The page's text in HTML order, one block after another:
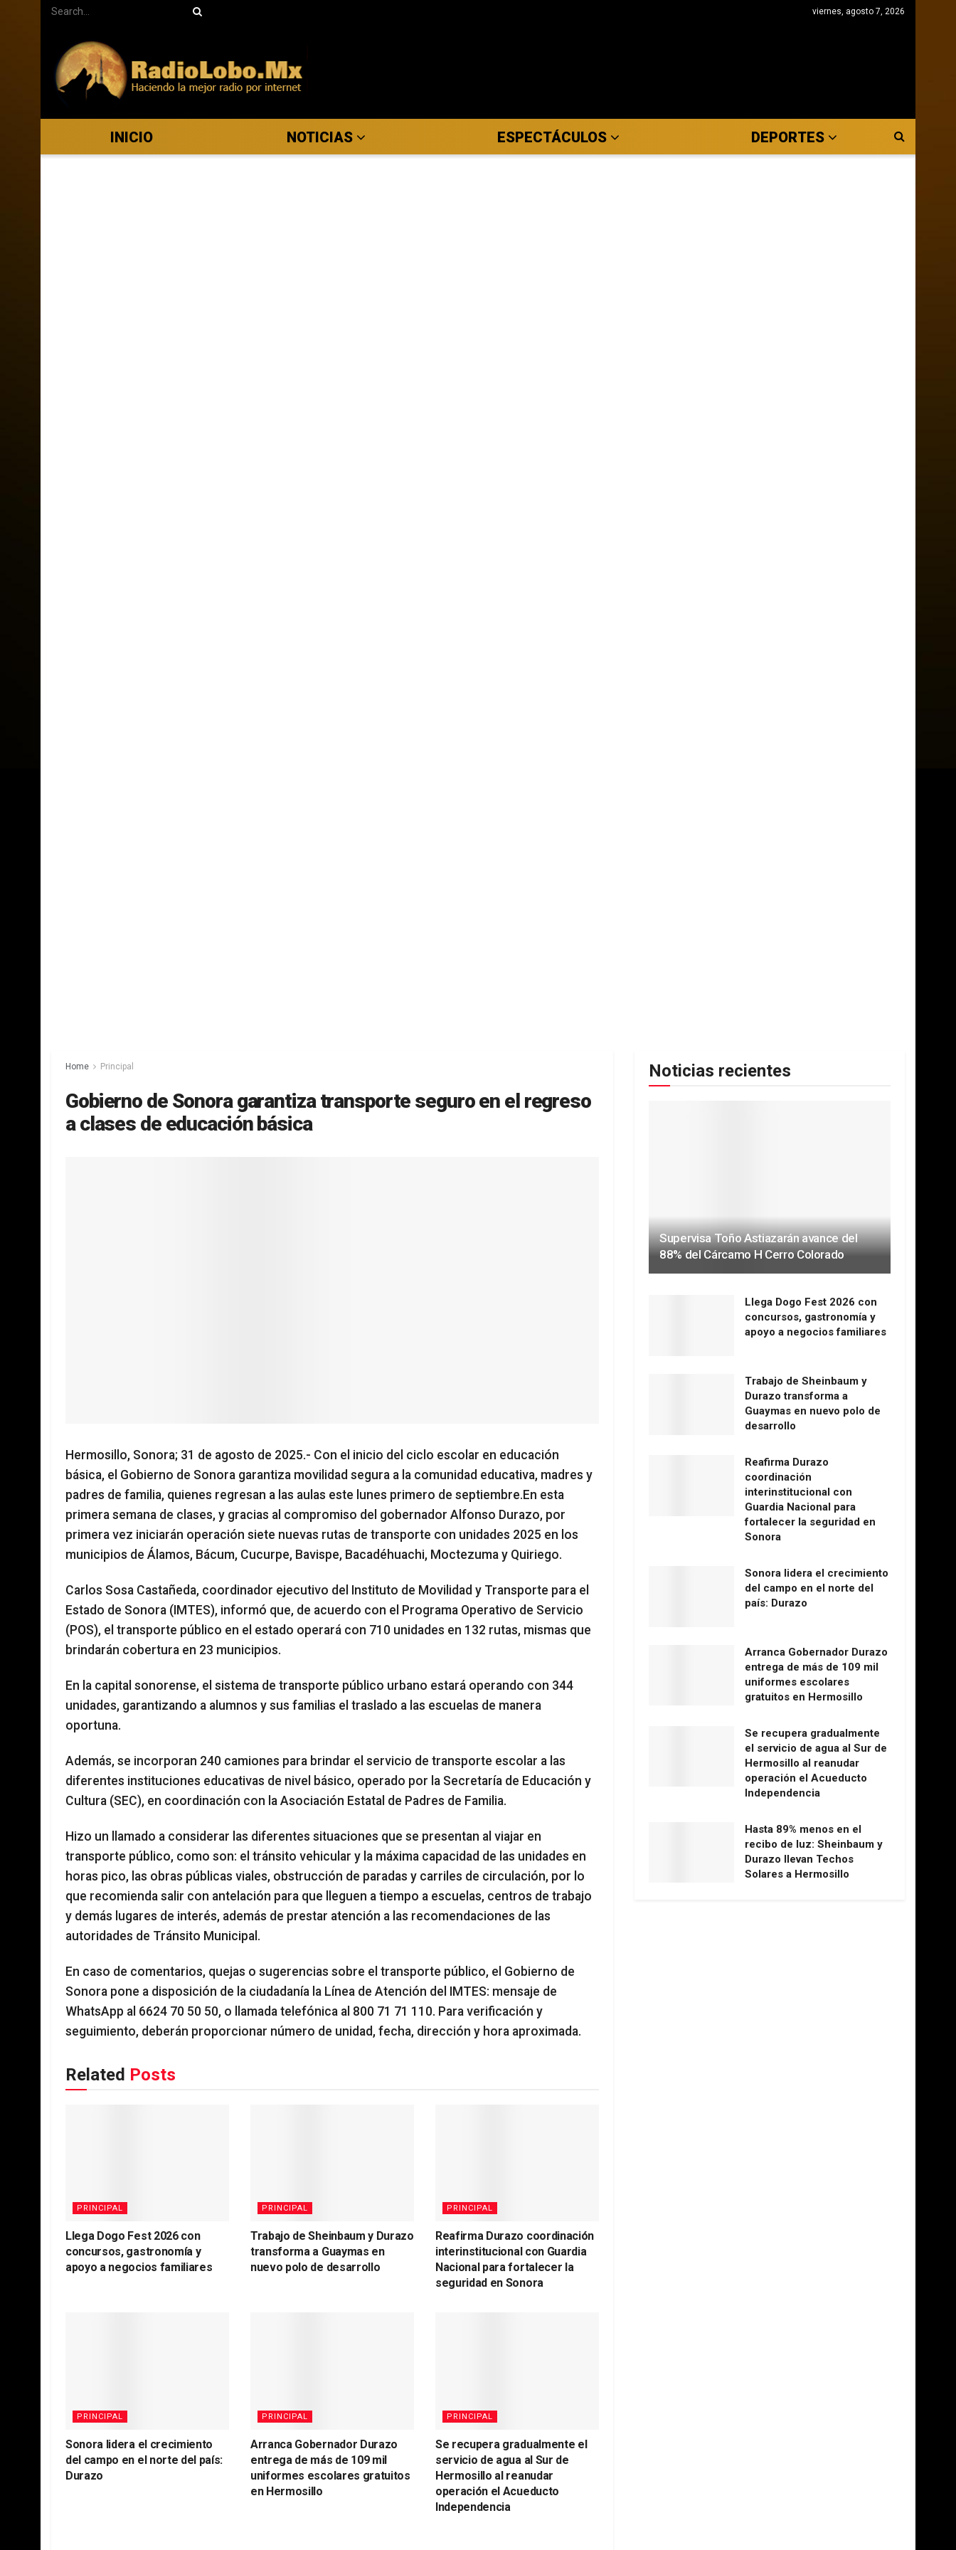
viernes, agosto 7, 2026
INICIO NOTICIAS ESPECTÁCULOS DEPORTES
Home Principal
Gobierno de Sonora garantiza transporte seguro en el regreso
a clases de educación básica
Hermosillo, Sonora; 31 de agosto de 2025.- Con el inicio del ciclo escolar en educación
básica, el Gobierno de Sonora garantiza movilidad segura a la comunidad educativa, madres y
padres de familia, quienes regresan a las aulas este lunes primero de septiembre. En esta
primera semana de clases, y gracias al compromiso del gobernador Alfonso Durazo, por
primera vez iniciarán operación siete nuevas rutas de transporte con unidades 2025 en los
municipios de Álamos, Bácum, Cucurpe, Bavispe, Bacadéhuachi, Moctezuma y Quiriego.
Carlos Sosa Castañeda, coordinador ejecutivo del Instituto de Movilidad y Transporte para el
Estado de Sonora (IMTES), informó que, de acuerdo con el Programa Operativo de Servicio
(POS), el transporte público en el estado operará con 710 unidades en 132 rutas, mismas que
brindarán cobertura en 23 municipios.
En la capital sonorense, el sistema de transporte público urbano estará operando con 344
unidades, garantizando a alumnos y sus familias el traslado a las escuelas de manera
oportuna.
Además, se incorporan 240 camiones para brindar el servicio de transporte escolar a las
diferentes instituciones educativas de nivel básico, operado por la Secretaría de Educación y
Cultura (SEC), en coordinación con la Asociación Estatal de Padres de Familia.
Hizo un llamado a considerar las diferentes situaciones que se presentan al viajar en
transporte público, como son: el tránsito vehicular y la máxima capacidad de las unidades en
horas pico, las obras públicas viales, obstrucción de paradas y carriles de circulación, por lo
que recomienda salir con antelación para que lleguen a tiempo a escuelas, centros de trabajo
y demás lugares de interés, además de prestar atención a las recomendaciones de las
autoridades de Tránsito Municipal.
En caso de comentarios, quejas o sugerencias sobre el transporte público, el Gobierno de
Sonora pone a disposición de la ciudadanía la Línea de Atención del IMTES: mensaje de
WhatsApp al 6624 70 50 50, o llamada telefónica al 800 71 71 110. Para verificación y
seguimiento, deberán proporcionar número de unidad, fecha, dirección y hora aproximada.
Related Posts
PRINCIPAL
Llega Dogo Fest 2026 con
concursos, gastronomía y
apoyo a negocios familiares
PRINCIPAL
Trabajo de Sheinbaum y Durazo
transforma a Guaymas en
nuevo polo de desarrollo
PRINCIPAL
Reafirma Durazo coordinación
interinstitucional con Guardia
Nacional para fortalecer la
seguridad en Sonora
PRINCIPAL
Sonora lidera el crecimiento
del campo en el norte del país:
Durazo
PRINCIPAL
Arranca Gobernador Durazo
entrega de más de 109 mil
uniformes escolares gratuitos
en Hermosillo
PRINCIPAL
Se recupera gradualmente el
servicio de agua al Sur de
Hermosillo al reanudar
operación el Acueducto
Independencia
Noticias recientes
Supervisa Toño Astiazarán avance del
88% del Cárcamo H Cerro Colorado
Llega Dogo Fest 2026 con
concursos, gastronomía y
apoyo a negocios familiares
Trabajo de Sheinbaum y
Durazo transforma a
Guaymas en nuevo polo de
desarrollo
Reafirma Durazo
coordinación
interinstitucional con
Guardia Nacional para
fortalecer la seguridad en
Sonora
Sonora lidera el crecimiento
del campo en el norte del
país: Durazo
Arranca Gobernador Durazo
entrega de más de 109 mil
uniformes escolares
gratuitos en Hermosillo
Se recupera gradualmente
el servicio de agua al Sur de
Hermosillo al reanudar
operación el Acueducto
Independencia
Hasta 89% menos en el
recibo de luz: Sheinbaum y
Durazo llevan Techos
Solares a Hermosillo